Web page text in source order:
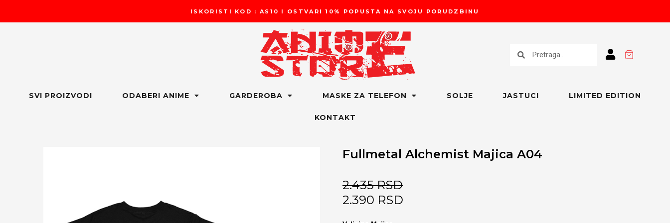
ISKORISTI KOD : AS10 I OSTVARI 10% POPUSTA NA SVOJU PORUDZBINU
SVI PROIZVODI ODABERI ANIME GARDEROBA MASKE ZA TELEFON SOLJE JASTUCI LIMITED EDITION
KONTAKT
Fullmetal Alchemist Majica A04
2.435RSD
2.390 RSD